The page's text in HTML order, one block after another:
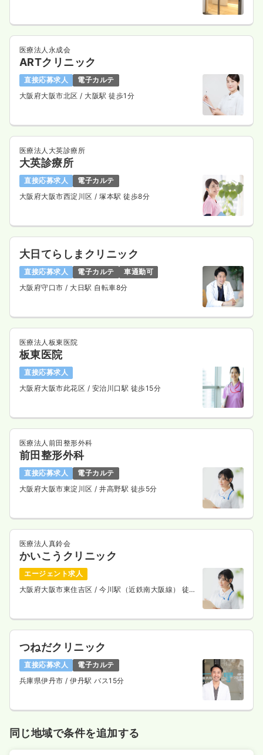
医療法人永成会
ARTクリニック
直接応募求人
電子カルテ
大阪府大阪市北区 / 大阪駅 徒歩1分
医療法人大英診療所
大英診療所
直接応募求人
電子カルテ
大阪府大阪市西淀川区 / 塚本駅 徒歩8分
大日てらしまクリニック
直接応募求人 電子カルテ
車通勤可
大阪府守口市 / 大日駅 自転車8分
医療法人板東医院
板東医院
直接応募求人
大阪府大阪市此花区 / 安治川口駅 徒歩15分
医療法人前田整形外科
前田整形外科
直接応募求人
電子カルテ
大阪府大阪市東淀川区 / 井高野駅 徒歩5分
医療法人真鈴会
かいこうクリニック
エージェント求人
大阪府大阪市東住吉区 / 今川駅（近鉄南大阪線） 徒歩
つねだクリニック
直接応募求人
電子カルテ
兵庫県伊丹市 / 伊丹駅 バス15分
同じ地域で条件を追加する